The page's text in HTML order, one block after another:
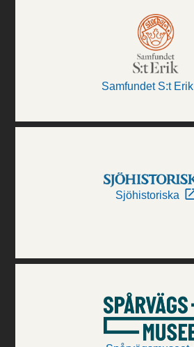
Samfundet S:t Erik
Sjöhistoriska